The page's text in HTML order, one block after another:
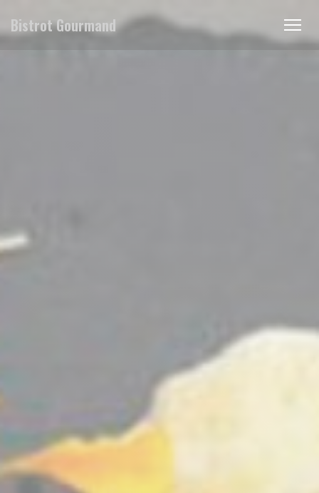
Bistrot Gourmand